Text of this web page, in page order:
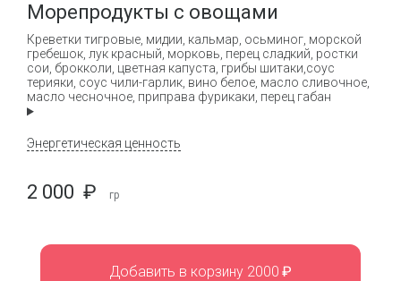
Морепродукты с овощами
Креветки тигровые, мидии, кальмар, осьминог, морской
гребешок, лук красный, морковь, перец сладкий, ростки
сои, брокколи, цветная капуста, грибы шитаки,соус
терияки, соус чили-гарлик, вино белое, масло сливочное,
масло чесночное, приправа фурикаки, перец габан
Энергетическая ценность
2 000 ₽ гр
Добавить в корзину 2000 ₽